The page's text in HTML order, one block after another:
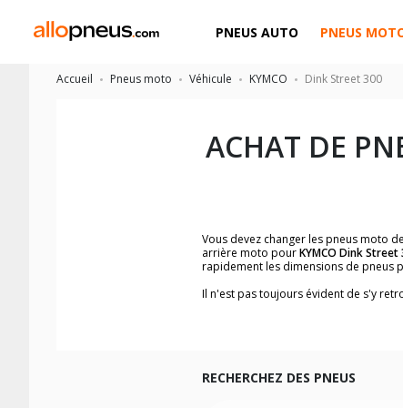
PNEUS AUTO PNEUS
Accueil Pneus moto Véhicule KYMCO Dink Street 300
ACHAT DE
Vous devez changer les pneus moto
arrière moto pourKYMCO Dink Street
rapidement les dimensions de pneus
Il n'est pas toujours évident de s'y
Vous ne savez pas comment trouver
facilement.
RECHERCHEZ DES PNEUS